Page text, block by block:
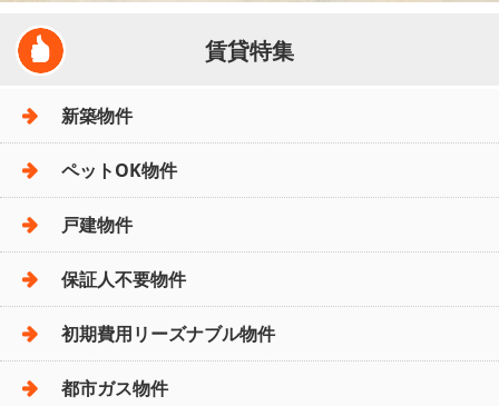
賃貸特集
新築物件
ペットOK物件
戸建物件
保証人不要物件
初期費用リーズナブル物件
都市ガス物件